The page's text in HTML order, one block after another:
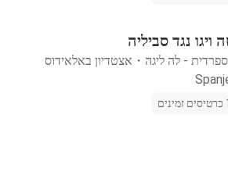
ויגו נגד סביליה
- לה ליגה ・ אצטדיון באלאידוס